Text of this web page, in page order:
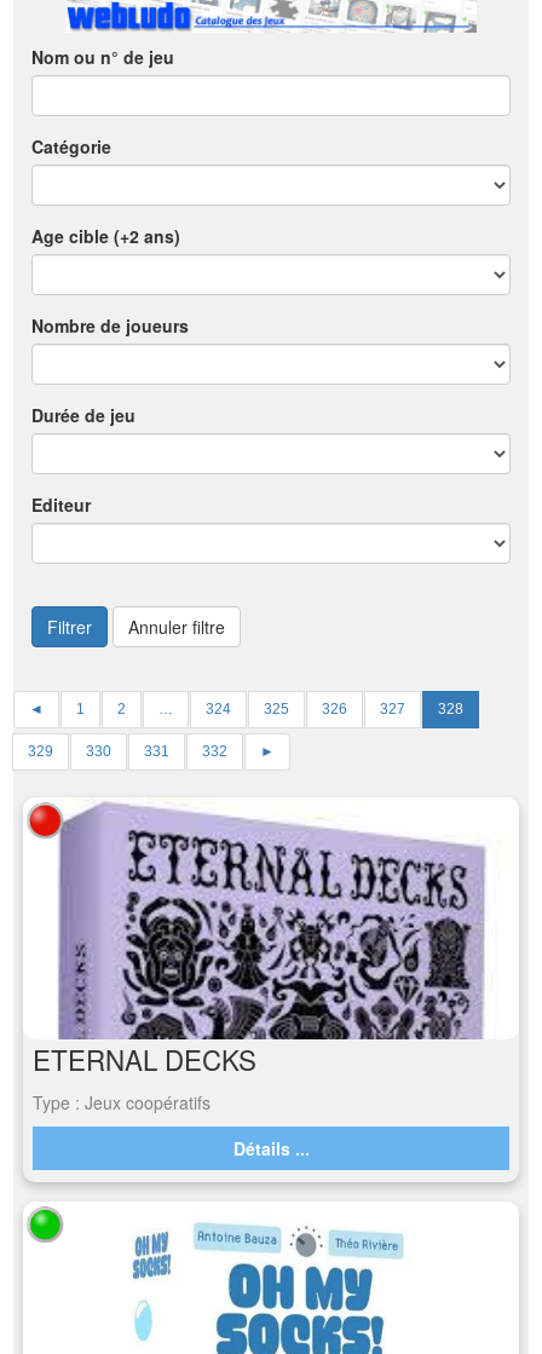
Nom ou n° de jeu
Catégorie
Age cible (+2 ans)
Nombre de joueurs
Durée de jeu
Editeur
Filtrer Annuler filtre
◄ 1 2 … 324 325 326 327 328
329 330 331 332 ►
ETERNAL DECKS
Type : Jeux coopératifs
Détails ...